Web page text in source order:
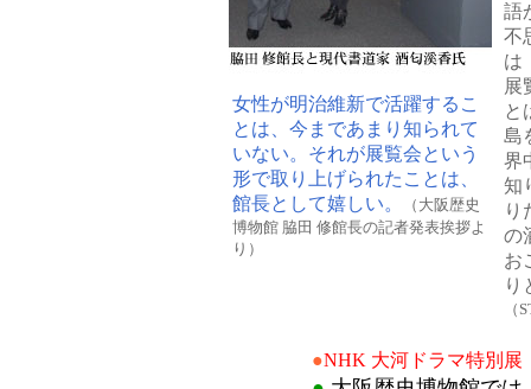
女性が明治維新で活躍するこ
とは、今まであまり知られて
いない。それが展覧会という
形で取り上げられたことは、
館長として嬉しい。
（大阪歴史
博物館 脇田 修館長の記者発表挨拶よ
り）
語
不
は
展
と
島
界
知
り
の
お
り
（
●NHK 大河ドラマ特別展